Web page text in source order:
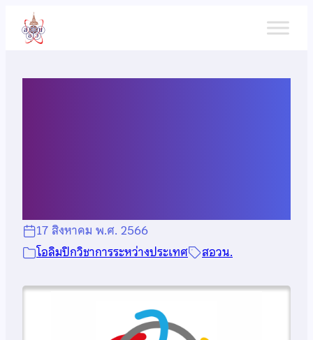
เนื้อหา
17 สิงหาคม พ.ศ. 2566
โอลิมปิกวิชาการระหว่างประเทศ
สอวน.